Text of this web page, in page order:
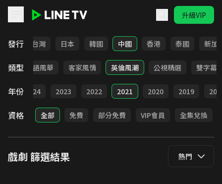
升級VIP
發行
全部 台灣 日本 韓國 中國 香港 泰國 新加
類型
俠 台語風華 客家風情 英倫風潮 公視精選 雙字幕
年份 2024 2023 2022 2021 2020 2019
資格 全部 免費 部分免費 VIP會員 全集兌換
戲劇 篩選結果 熱門